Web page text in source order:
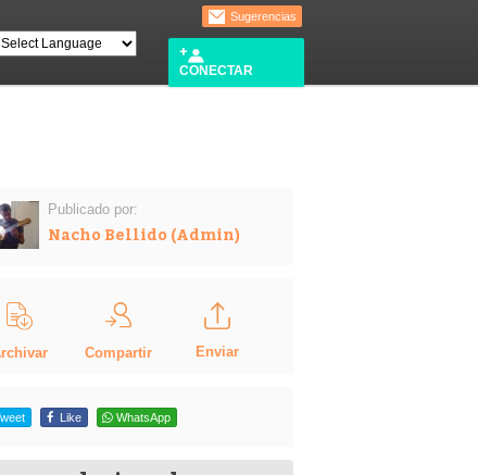
Sugerencias
CONECTAR
Publicado por:
Nacho Bellido (Admin)
Compartir Enviar
Like WhatsApp